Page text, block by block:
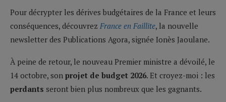
Pour décrypter les dérives budgétaires de la France et leurs
conséquences, découvrez France en Faillite, la nouvelle
newsletter des Publications Agora, signée Ionès Jaoulane.
À peine de retour, le nouveau Premier ministre a dévoilé, le
14 octobre, son projet de budget 2026. Et croyez-moi : les
perdants seront bien plus nombreux que les gagnants.